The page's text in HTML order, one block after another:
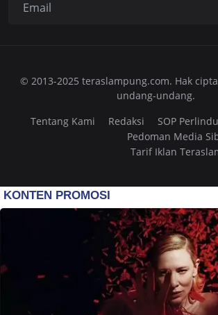
© 2013-2025 teraslampung.com. Hak
undang-undang.
Tentang Kami
Redaksi
SOP
Pedoman Media
Tarif Iklan